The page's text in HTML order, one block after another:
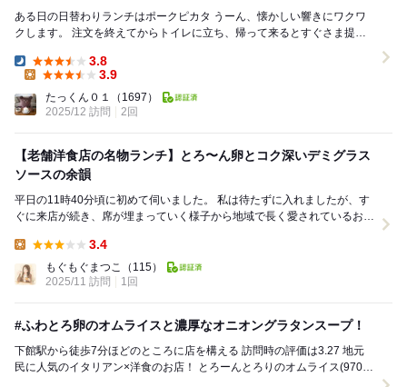
ある日の日替わりランチはポークピカタ うーん、懐かしい響きにワクワ
クします。 注文を終えてからトイレに立ち、帰って来るとすぐさま提供
Dinner:
3.8
3.9
たっくん０１
（1697）
2025/12 訪問
2回
【老舗洋食店の名物ランチ】とろ〜ん卵とコク深いデミグラス
ソースの余韻
平日の11時40分頃に初めて伺いました。 私は待たずに入れましたが、す
ぐに来店が続き、席が埋まっていく様子から地域で長く愛されているお店
3.4
もぐもぐまつこ
（115）
2025/11 訪問
1回
#ふわとろ卵のオムライスと濃厚なオニオングラタンスープ！
下館駅から徒歩7分ほどのところに店を構える 訪問時の評価は3.27 地元
民に人気のイタリアン×洋食のお店！ とろーんとろりのオムライス(970